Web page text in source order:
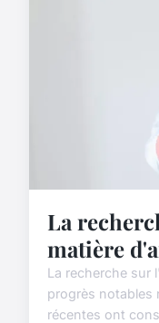
La
matière
La recherche sur
progrès notables
récentes ont